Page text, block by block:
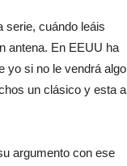
serie, cuándo leáis
antena. En EEUU ha
yo si no le vendrá algo
un clásico y esta a
argumento con ese